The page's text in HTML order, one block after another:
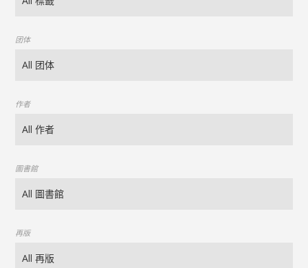
团体
作者
圖書館
再版